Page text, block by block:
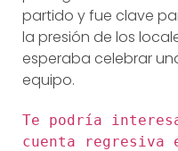
partido y fue clave
la presión de los
esperaba celebrar
equipo.
Te podría
cuenta regresiva